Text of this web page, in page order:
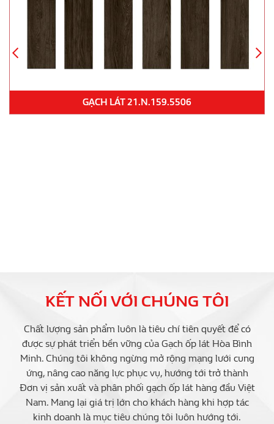
GẠCH LÁT NỀN KD33101
KẾT NỐI VỚI CHÚNG TÔI
Chất lượng sản phẩm luôn là tiêu chí tiên quyết để có
được sự phát triển bền vững của Gạch ốp lát Hòa Bình
Minh. Chúng tôi không ngừng mở rộng mạng lưới cung
ứng, nâng cao năng lực phục vụ, hướng tới trở thành
Đơn vị sản xuất và phân phối gạch ốp lát hàng đầu Việt
Nam. Mang lại giá trị lớn cho khách hàng khi hợp tác
kinh doanh là mục tiêu chúng tôi luôn hướng tới.